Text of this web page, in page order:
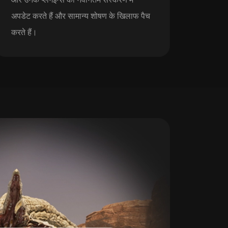
अपडेट करते हैं और सामान्य शोषण के खिलाफ पैच
करते हैं।